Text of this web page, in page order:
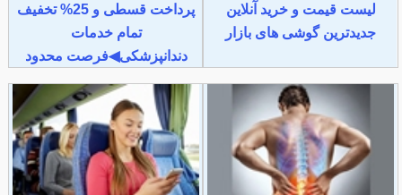
لیست قیمت و خرید آنلاین
جدیدترین گوشی های بازار
پرداخت قسطی و 25% تخفیف
تمام خدمات
دندانپزشکی◀فرصت محدود